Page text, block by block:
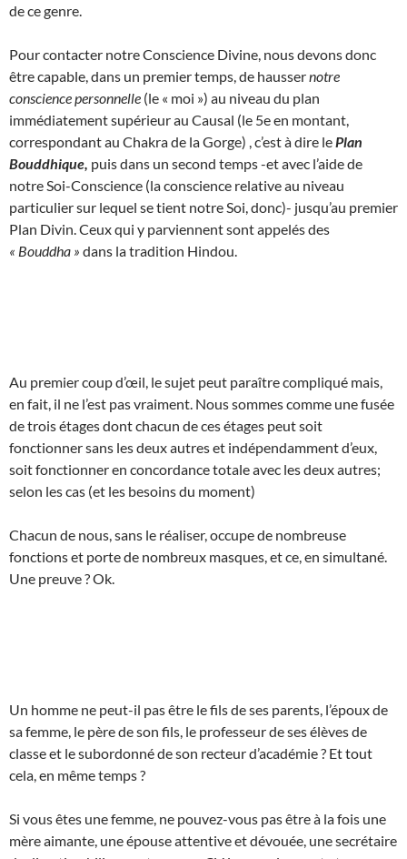
de ce genre.
Pour contacter notre Conscience Divine, nous devons donc
être capable, dans un premier temps, de haussernotre
conscience personnelle (le « moi ») au niveau du plan
immédiatement supérieur au Causal (le 5e en montant,
correspondant au Chakra de la Gorge) , c’est à dire le Plan
Bouddhique, puis dans un second temps -et avec l’aide de
notre Soi-Conscience (la conscience relative au niveau
particulier sur lequel se tient notre Soi, donc)- jusqu’au premier
Plan Divin. Ceux qui y parviennent sont appelés des
« Bouddha » dans la tradition Hindou.
Au premier coup d’œil, le sujet peut paraître compliqué mais,
en fait, il ne l’est pas vraiment. Nous sommes comme une fusée
de trois étages dont chacun de ces étages peut soit
fonctionner sans les deux autres et indépendamment d’eux,
soit fonctionner en concordance totale avec les deux autres;
selon les cas (et les besoins du moment)
Chacun de nous, sans le réaliser, occupe de nombreuse
fonctions et porte de nombreux masques, et ce, en simultané.
Une preuve ? Ok.
Un homme ne peut-il pas être le fils de ses parents, l’époux de
sa femme, le père de son fils, le professeur de ses élèves de
classe et le subordonné de son recteur d’académie ? Et tout
cela, en même temps ?
Si vous êtes une femme, ne pouvez-vous pas être à la fois une
mère aimante, une épouse attentive et dévouée, une secrétaire